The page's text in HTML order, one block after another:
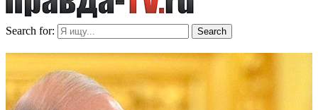
Search for: Search